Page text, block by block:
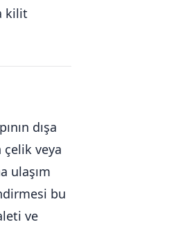
kilit
dışa
çelik veya
ulaşım
bu
ve